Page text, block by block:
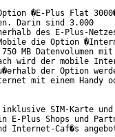
�E-Plus Flat
Darin sind 3.000
des E-Plus-
die Option
MB Datenvolumen
wird der mobile
der Option
mit einem Handy
SIM-Karte und
E-Plus Shops und
Internet-Caf�s